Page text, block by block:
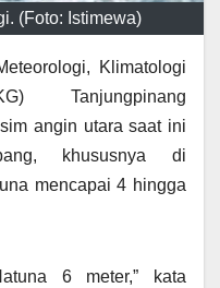
(Foto: Istimewa)
Klimatologi
Tanjungpinang
angin utara saat ini
khususnya di
mencapai 4 hingga
6 meter,” kata